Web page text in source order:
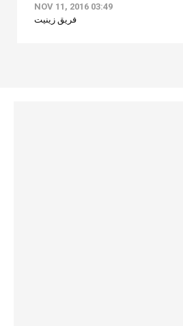
NOV 11, 2016 03:49
فريق زينيت